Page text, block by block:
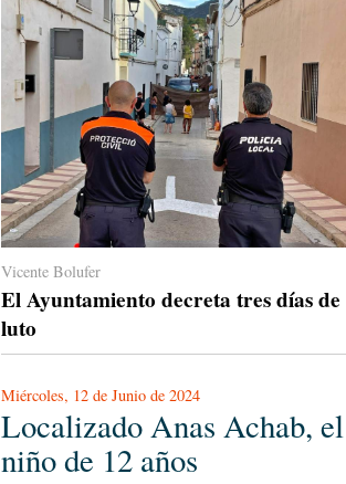
Vicente Bolufer
El Ayuntamiento decreta tres días de
luto
Miércoles, 12 de Junio de 2024
Localizado Anas Achab, el
niño de 12 años